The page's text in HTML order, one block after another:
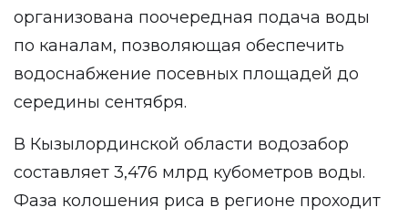
организована поочередная подача воды
по каналам, позволяющая обеспечить
водоснабжение посевных площадей до
середины сентября.
В Кызылординской области водозабор
составляет 3,476 млрд кубометров воды.
Фаза колошения риса в регионе проходит